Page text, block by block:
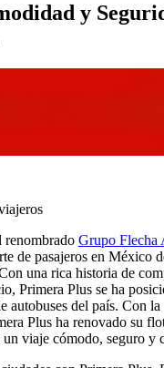
y
renombrado Grupo Flecha
de pasajeros en México
una rica historia de
Primera Plus se ha
autobuses del país. Con
Plus ha renovado su
un viaje cómodo, seguro y